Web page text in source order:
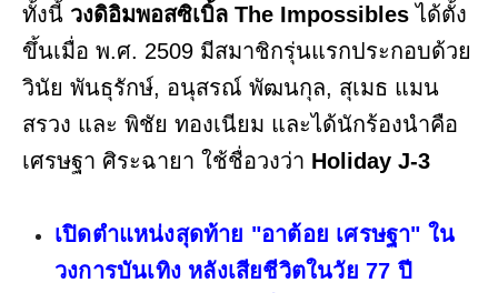
ทั้งนี้ วงดิอิมพอสซิเบิ้ล The Impossibles ได้ตั้ง
ขึ้นเมื่อ พ.ศ. 2509 มีสมาชิกรุ่นแรกประกอบด้วย
วินัย พันธุรักษ์, อนุสรณ์ พัฒนกุล, สุเมธ แมน
สรวง และ พิชัย ทองเนียม และได้นักร้องนำคือ
เศรษฐา ศิระฉายา ใช้ชื่อวงว่า Holiday J-3
เปิดตำแหน่งสุดท้าย "อาต้อย เศรษฐา" ใน
วงการบันเทิง หลังเสียชีวิตในวัย 77 ปี